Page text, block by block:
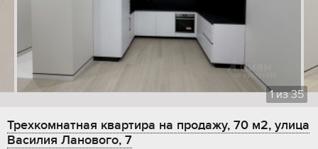
1из35
Трехкомнатная квартира на продажу, 70 м2, улица
Василия Ланового, 7